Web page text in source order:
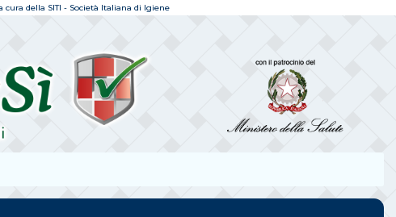
della SITI - Società Italiana di Igiene